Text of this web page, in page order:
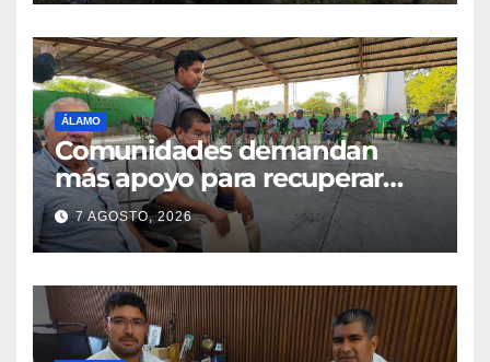
ÁLAMO
Comunidades demandan
más apoyo para recuperar
parcelas
7 AGOSTO, 2026